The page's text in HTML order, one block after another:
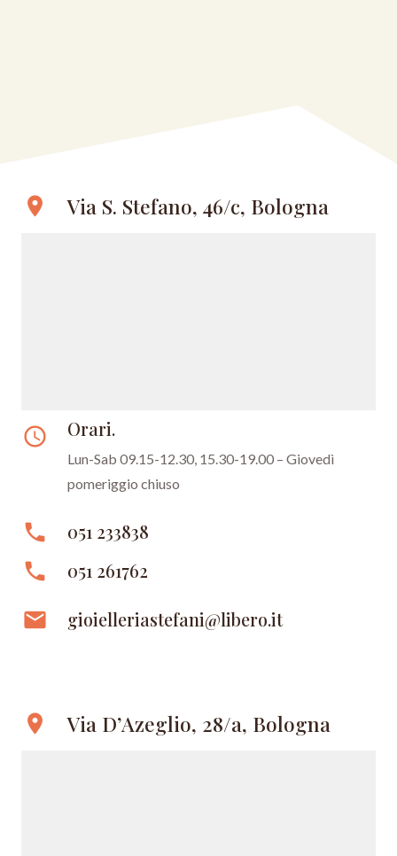
location_on Via S. Stefano, 46/c, Bologna
access_time Orari.
Lun-Sab 09.15-12.30, 15.30-19.00 – Giovedì
pomeriggio chiuso
phone 051 233838
phone 051 261762
email gioielleriastefani@libero.it
location_on Via D’Azeglio, 28/a, Bologna